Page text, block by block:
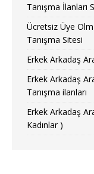
Tanışma İlanları
Ücretsiz Üye
Tanışma Sitesi
Erkek Arkadaş
Erkek Arkadaş
Tanışma ilanları
Erkek Arkadaş
Kadınlar )